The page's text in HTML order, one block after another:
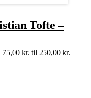
Tofte –
75,00 kr. til 250,00 kr.